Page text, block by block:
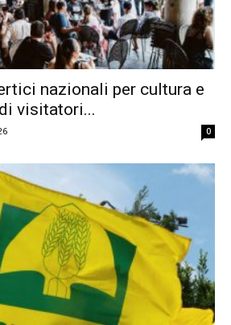
nazionali per cultura e
visitatori...
0